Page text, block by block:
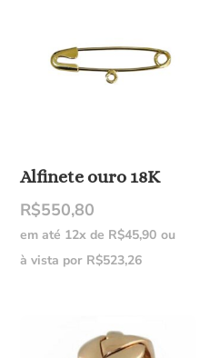
Alfinete ouro 18K
R$550,80
em até 12x de R$45,90 ou
à vista por R$523,26